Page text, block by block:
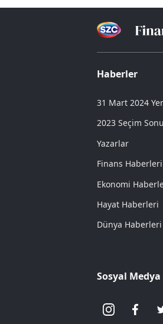
Haberler
31 Mart 2024
2023 Seçim
Yazarlar
Finans Haberleri
Ekonomi
Hayat Haberleri
Dünya Haberleri
Sosyal Medya